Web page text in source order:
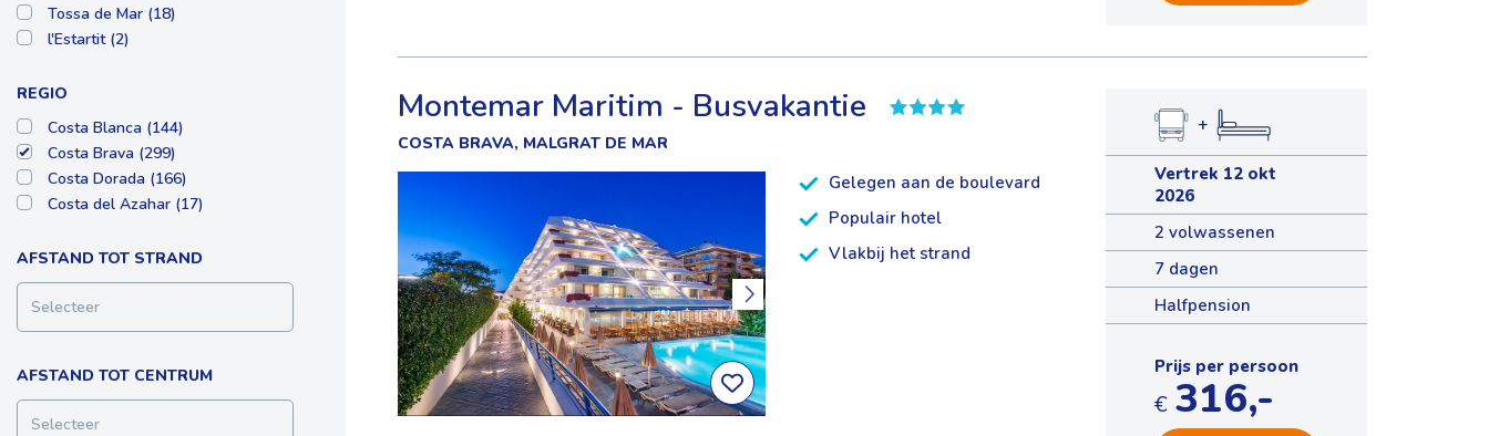
Tossa de Mar (18)
l'Estartit (2)
REGIO
Costa Blanca (144)
Costa Brava (299)
Costa Dorada (166)
Costa del Azahar (17)
AFSTAND TOT STRAND
Selecteer
AFSTAND TOT CENTRUM
Selecteer
Montemar Maritim - Busvakantie
COSTA BRAVA, MALGRAT DE MAR
Gelegen aan de boulevard
Populair hotel
Vlakbij het strand
+
Vertrek 12 okt
2026
2 volwassenen
7 dagen
Halfpension
Prijs per persoon
€ 316,-